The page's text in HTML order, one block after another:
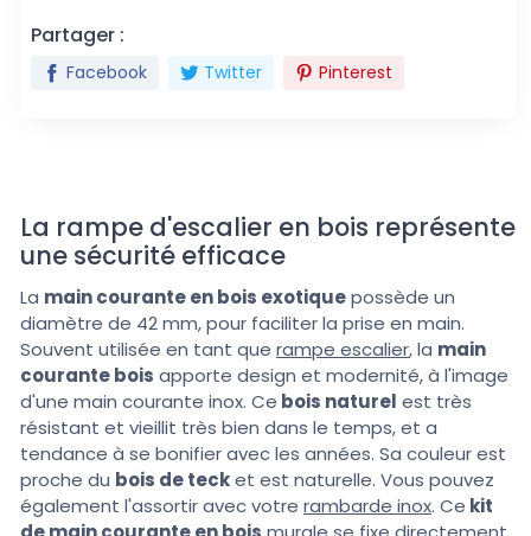
Partager :
Facebook Twitter Pinterest
La rampe d'escalier en bois représente
une sécurité efficace
La main courante en bois exotiquepossède un
diamètre de 42 mm, pour faciliter la prise en main.
Souvent utilisée en tant que rampe escalier, la main
courante bois apporte design et modernité, à l'image
d'une main courante inox. Ce bois naturel est très
résistant et vieillit très bien dans le temps, et a
tendance à se bonifier avec les années. Sa couleur est
proche du bois de tecket est naturelle. Vous pouvez
également l'assortir avec votre rambarde inox. Ce kit